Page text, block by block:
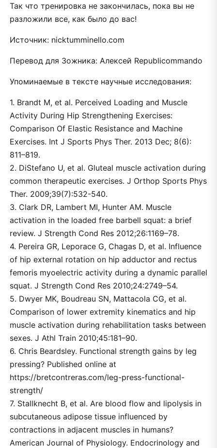
Так что тренировка не закончилась, пока вы не
разложили все, как было до вас!
Источник: nicktumminello.com
Перевод для Зожника: Алексей Republicommando
Упоминаемые в тексте научные исследования:
1. Brandt M, et al. Perceived Loading and Muscle
Activity During Hip Strengthening Exercises:
Comparison Of Elastic Resistance and Machine
Exercises. Int J Sports Phys Ther. 2013 Dec; 8(6):
811–819.
2. DiStefano U, et al. Gluteal muscle activation during
common therapeutic exercises. J Orthop Sports Phys
Ther. 2009;39(7):532-540.
3. Clark DR, Lambert MI, Hunter AM. Muscle
activation in the loaded free barbell squat: a brief
review. J Strength Cond Res 2012;26:1169–78.
4. Pereira GR, Leporace G, Chagas D, et al. Influence
of hip external rotation on hip adductor and rectus
femoris myoelectric activity during a dynamic parallel
squat. J Strength Cond Res 2010;24:2749–54.
5. Dwyer MK, Boudreau SN, Mattacola CG, et al.
Comparison of lower extremity kinematics and hip
muscle activation during rehabilitation tasks between
sexes. J Athl Train 2010;45:181–90.
6. Chris Beardsley. Functional strength gains by leg
pressing? Published online at
https://bretcontreras.com/leg-press-functional-
strength/
7. Stallknecht B, et al. Are blood flow and lipolysis in
subcutaneous adipose tissue influenced by
contractions in adjacent muscles in humans?
American Journal of Physiology. Endocrinology and